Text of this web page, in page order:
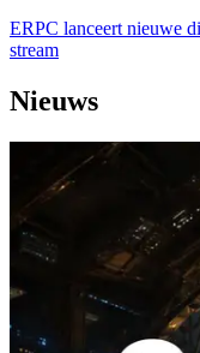
ERPC lanceert nieuwe
stream
Nieuws